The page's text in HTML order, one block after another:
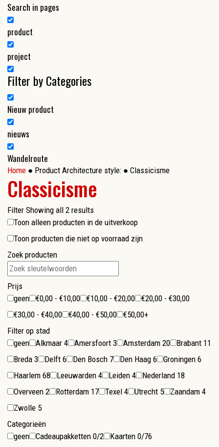
Search in pages
product
project
Filter by Categories
Nieuw product
nieuws
Wandelroute
Home ● Product Architecture style: ● Classicisme
Classicisme
Filter Showing all 2 results
Toon alleen producten in de uitverkoop
Toon producten die niet op voorraad zijn
Zoek producten
Prijs
geen
€0,00 - €10,00 €10,00 - €20,00
€20,00 - €30,00
€30,00 - €40,00
€40,00 - €50,00
€50,00+
Filter op stad
geen
Alkmaar 4 Amersfoort 3 Amsterdam 20 Brabant 11
Breda 3 Delft 6 Den Bosch 7 Den Haag 6 Groningen 6
Haarlem 68 Leeuwarden 4 Leiden 4 Nederland 18
Overveen 2 Rotterdam 17 Texel 4 Utrecht 5 Zaandam 4
Zwolle 5
Categorieën
geen
Cadeaupakketten 0/2 Kaarten 0/76